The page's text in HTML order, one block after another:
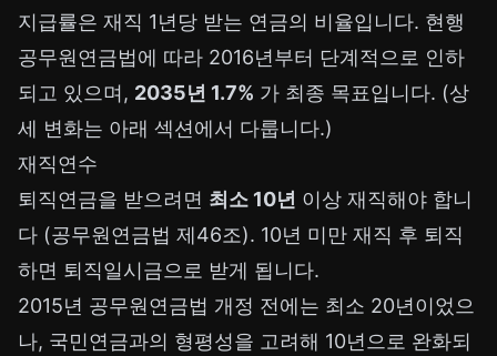
지급률은 재직 1년당 받는 연금의 비율입니다. 현행
공무원연금법에 따라 2016년부터 단계적으로 인하
되고 있으며, 2035년 1.7% 가 최종 목표입니다. (상
세 변화는 아래 섹션에서 다룹니다.)
재직연수
퇴직연금을 받으려면 최소 10년 이상 재직해야 합니
다 (공무원연금법 제46조). 10년 미만 재직 후 퇴직
하면 퇴직일시금으로 받게 됩니다.
2015년 공무원연금법 개정 전에는 최소 20년이었으
나, 국민연금과의 형평성을 고려해 10년으로 완화되